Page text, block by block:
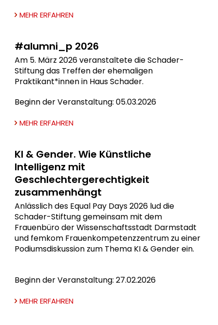
MEHR ERFAHREN
#alumni_p 2026
Am 5. März 2026 veranstaltete die Schader-
Stiftung das Treffen der ehemaligen
Praktikant*innen in Haus Schader.
Beginn der Veranstaltung: 05.03.2026
MEHR ERFAHREN
KI & Gender. Wie Künstliche
Intelligenz mit
Geschlechtergerechtigkeit
zusammenhängt
Anlässlich des Equal Pay Days 2026 lud die
Schader-Stiftung gemeinsam mit dem
Frauenbüro der Wissenschaftsstadt Darmstadt
und femkom Frauenkompetenzzentrum zu einer
Podiumsdiskussion zum Thema KI & Gender ein.
Beginn der Veranstaltung: 27.02.2026
MEHR ERFAHREN